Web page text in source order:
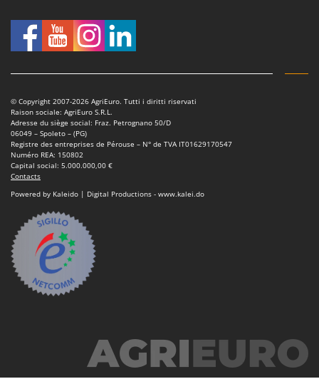
© Copyright 2007-2026 AgriEuro. Tutti i diritti riservati
Raison sociale: AgriEuro S.R.L.
Adresse du siège social: Fraz. Petrognano 50/D
06049 – Spoleto – (PG)
Registre des entreprises de Pérouse – N° de TVA IT01629170547
Numéro REA: 150802
Capital social: 5.000.000,00 €
Contacts
Powered by Kaleido | Digital Productions - www.kalei.do